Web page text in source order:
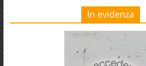
In evidenza